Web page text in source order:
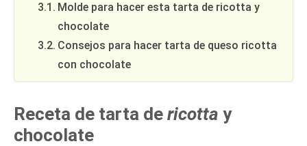
Molde para hacer esta tarta de ricotta y
chocolate
Consejos para hacer tarta de queso ricotta
con chocolate
Receta de tarta de ricotta y
chocolate